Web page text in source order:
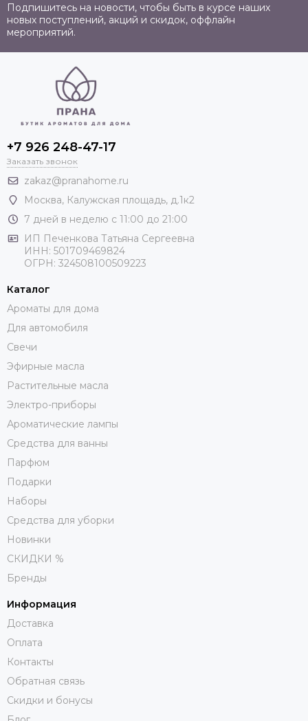
Подпишитесь на новости, чтобы быть в курсе наших
новых поступлений, акций и скидок, оффлайн
мероприятий.
+7 926 248-47-17
Заказать звонок
zakaz@pranahome.ru
Москва, Калужская площадь, д.1к2
7 дней в неделю с 11:00 до 21:00
ИП Печенкова Татьяна Сергеевна
ИНН: 501709469824
ОГРН: 324508100509223
Каталог
Ароматы для дома
Для автомобиля
Свечи
Эфирные масла
Растительные масла
Электро-приборы
Ароматические лампы
Средства для ванны
Парфюм
Подарки
Наборы
Средства для уборки
Новинки
СКИДКИ %
Бренды
Информация
Доставка
Оплата
Контакты
Обратная связь
Скидки и бонусы